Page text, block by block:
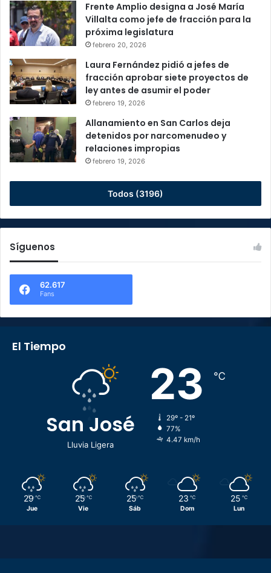
Frente Amplio designa a José María
Villalta como jefe de fracción para la
próxima legislatura
febrero 20, 2026
Laura Fernández pidió a jefes de
fracción aprobar siete proyectos de
ley antes de asumir el poder
febrero 19, 2026
Allanamiento en San Carlos deja
detenidos por narcomenudeo y
relaciones impropias
febrero 19, 2026
Todos (3196)
Síguenos
62.617
Fans
El Tiempo
San José
Lluvia Ligera
23 ℃
29º - 21º
77%
4.47 km/h
29 ℃
Jue
25 ℃
Vie
25 ℃
Sáb
23 ℃
Dom
25 ℃
Lun